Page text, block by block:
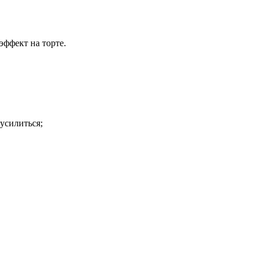
на торте.